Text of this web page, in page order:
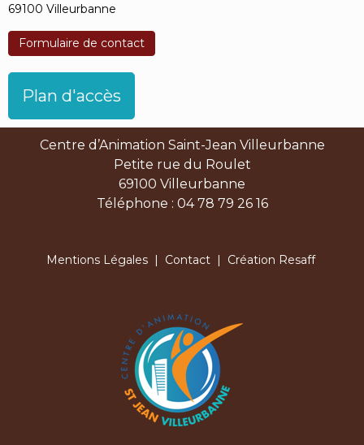
69100 Villeurbanne
Formulaire de contact
Plan d'accès
Centre d’Animation Saint-Jean Villeurbanne
Petite rue du Roulet
69100 Villeurbanne
Téléphone : 04 78 79 26 16
Mentions Légales| Contact| Création Resaff